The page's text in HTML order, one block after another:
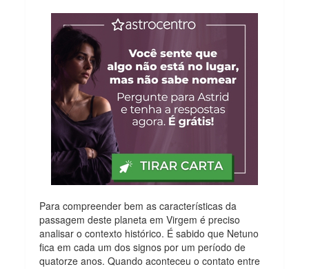
Para compreender bem as características da
passagem deste planeta em Virgem é preciso
analisar o contexto histórico. É sabido que Netuno
fica em cada um dos signos por um período de
quatorze anos. Quando aconteceu o contato entre